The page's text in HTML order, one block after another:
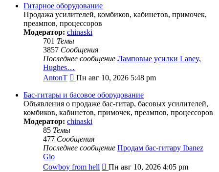
сообщению
Гитарное оборудование
Продажа усилителей, комбиков, кабинетов, примочек,
преампов, процессоров
Модератор: chinaski
701 Темы
3857 Сообщения
Последнее сообщение Ламповые усилки Laney,
Hughes…
AntonT
Перейти
последнему
сообщению
Пн авг 10, 2026 5:48 pm
Бас-гитары и басовое оборудование
Объявления о продаже бас-гитар, басовых усилителей,
комбиков, кабинетов, примочек, преампов, процессоров
Модератор: chinaski
85 Темы
477 Сообщения
Последнее сообщение Продам бас-гитару Ibanez
Gio
Cowboy from hell
Перейти
Пн авг 10, 2026 4:05 pm